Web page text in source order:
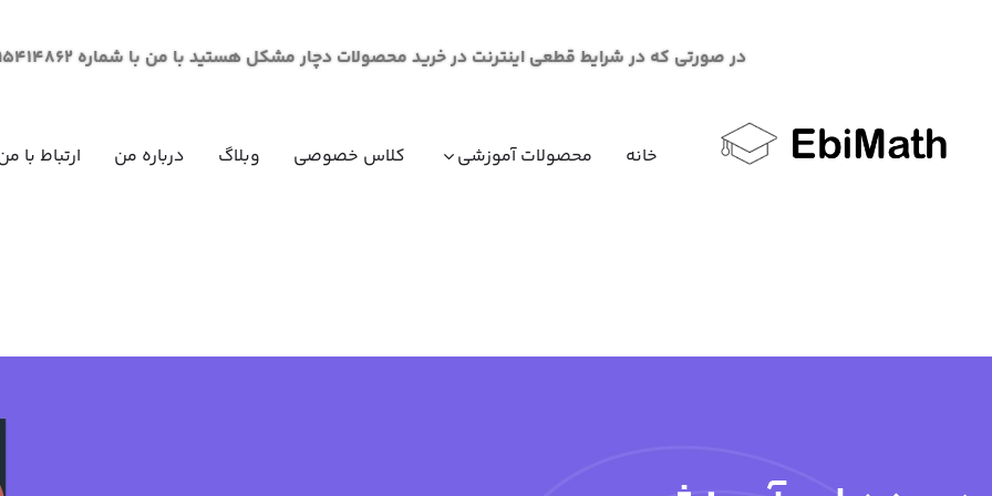
در صورتی که در شرایط قطعی اینترنت در خرید محصولات دچار مشکل هستید با من با شماره 09195414862 از طریق پیام در ارتباط باشید.
خانه محصولات آموزشی کلاس خصوصی وبلاگ درباره من ارتباط با